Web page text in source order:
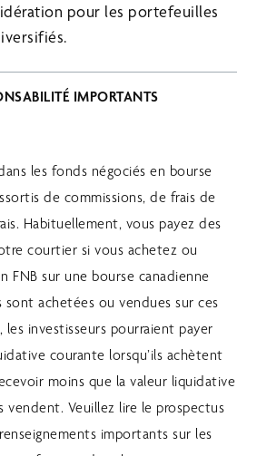
pour les portefeuilles
IMPORTANTS
les fonds négociés en bourse
de commissions, de frais de
Habituellement, vous payez des
courtier si vous achetez ou
FNB sur une bourse canadienne
sont achetées ou vendues sur ces
les investisseurs pourraient payer
courante lorsqu’ils achètent
moins que la valeur liquidative
vendent. Veuillez lire le prospectus
importants sur les